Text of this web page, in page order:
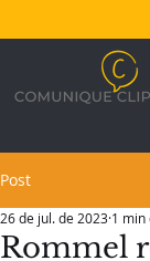
Post
Rommel
26 de jul. de 2023 1 min